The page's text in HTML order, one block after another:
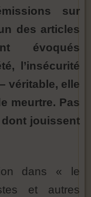
sur
des articles
évoqués
l’insécurité
véritable, elle
meurtre. Pas
jouissent
dans « le
et autres